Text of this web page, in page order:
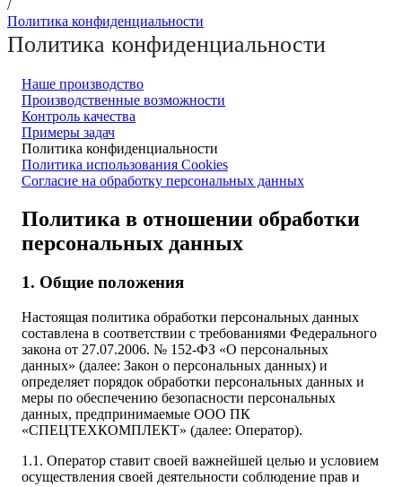
/
Политика конфиденциальности
Политика конфиденциальности
Наше производство
Производственные возможности
Контроль качества
Примеры задач
Политика конфиденциальности
Политика использования Cookies
Согласие на обработку персональных данных
Политика в отношении обработки
персональных данных
1. Общие положения
Настоящая политика обработки персональных данных
составлена в соответствии с требованиями Федерального
закона от 27.07.2006. № 152-ФЗ «О персональных
данных» (далее: Закон о персональных данных) и
определяет порядок обработки персональных данных и
меры по обеспечению безопасности персональных
данных, предпринимаемые ООО ПК
«СПЕЦТЕХКОМПЛЕКТ» (далее: Оператор).
1.1. Оператор ставит своей важнейшей целью и условием
осуществления своей деятельности соблюдение прав и